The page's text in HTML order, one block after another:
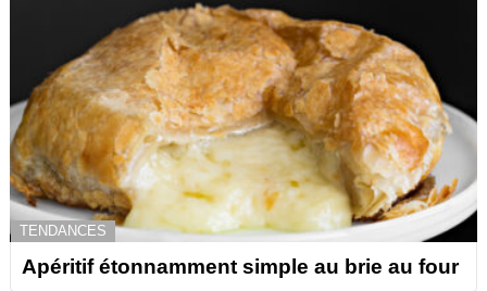
TENDANCES
Apéritif étonnamment simple au brie au four